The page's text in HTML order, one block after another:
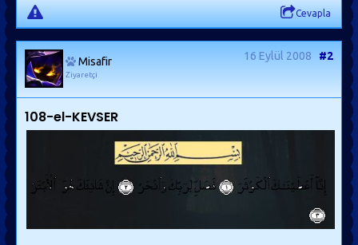
Cevapla
Misafir
Ziyaretçi
16 Eylül 2008 #2
108-el-KEVSER